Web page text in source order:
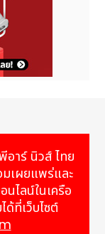
อาร์ นิวส์ ไทย
เผยแพร่และ
นไลน์ในเครือ
ด้ที่เว็บไซต์